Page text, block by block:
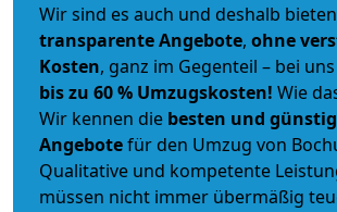
Wir sind es auch und deshalb
transparente Angebote, ohne
Kosten, ganz im Gegenteil – bei uns
bis zu 60 % Umzugskosten! Wie
Wir kennen die besten und
Angebotefür den Umzug von
Qualitative und kompetente
müssen nicht immer übermäßig